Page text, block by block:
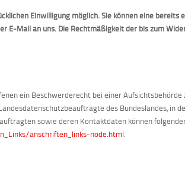
Einwilligung möglich. Sie können eine bereits
E-Mail an uns. Die Rechtmäßigkeit der bis zum
ein Beschwerderecht bei einer Aufsichtsbehörde
des Bundeslandes, in
sowie deren Kontaktdaten können
anschriften_links-node.html.